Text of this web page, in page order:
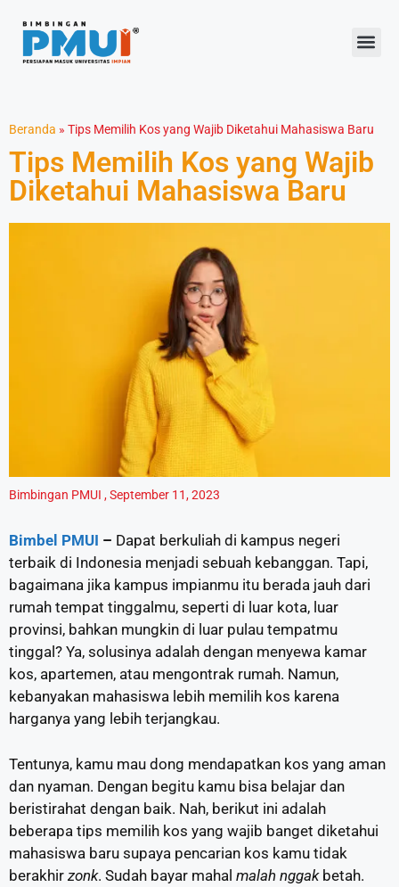
Beranda » Tips Memilih Kos yang Wajib Diketahui Mahasiswa Baru
Tips Memilih Kos yang Wajib
Diketahui Mahasiswa Baru
Bimbingan PMUI ,September 11, 2023
Bimbel PMUI – Dapat berkuliah di kampus negeri
terbaik di Indonesia menjadi sebuah kebanggan. Tapi,
bagaimana jika kampus impianmu itu berada jauh dari
rumah tempat tinggalmu, seperti di luar kota, luar
provinsi, bahkan mungkin di luar pulau tempatmu
tinggal? Ya, solusinya adalah dengan menyewa kamar
kos, apartemen, atau mengontrak rumah. Namun,
kebanyakan mahasiswa lebih memilih kos karena
harganya yang lebih terjangkau.
Tentunya, kamu mau dong mendapatkan kos yang aman
dan nyaman. Dengan begitu kamu bisa belajar dan
beristirahat dengan baik. Nah, berikut ini adalah
beberapa tips memilih kos yang wajib banget diketahui
mahasiswa baru supaya pencarian kos kamu tidak
berakhir zonk. Sudah bayar mahal malah nggakbetah.